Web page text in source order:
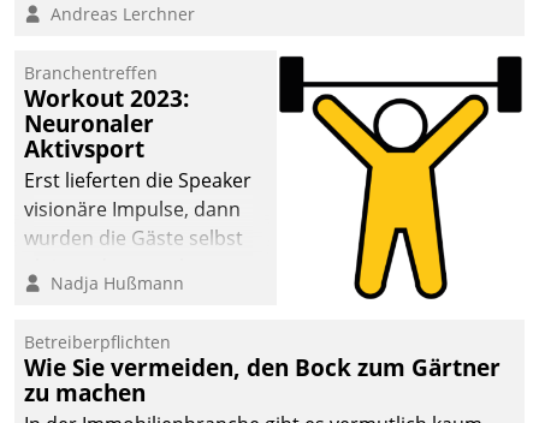
Andreas Lerchner
Branchentreffen
Workout 2023:
Neuronaler
Aktivsport
Erst lieferten die Speaker
visionäre Impulse, dann
wurden die Gäste selbst
methodisch
Quartier. Dazwischen
zeigte Datatrain, was es
Neues zu bieten hat.
Nadja Hußmann
Betreiberpflichten
Wie Sie vermeiden, den Bock zum Gärtner
zu machen